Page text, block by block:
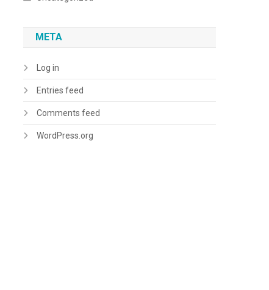
META
Log in
Entries feed
Comments feed
WordPress.org